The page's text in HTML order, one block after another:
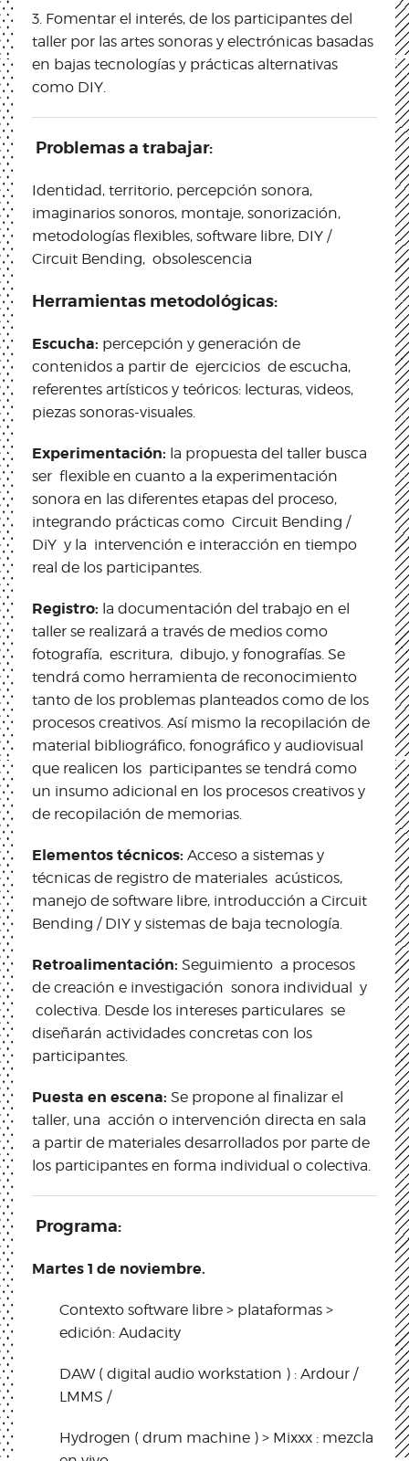
3. Fomentar el interés, de los participantes del
taller por las artes sonoras y electrónicas basadas
en bajas tecnologías y prácticas alternativas
como DIY.
Problemas a trabajar:
Identidad, territorio, percepción sonora,
imaginarios sonoros, montaje, sonorización,
metodologías flexibles, software libre, DIY /
Circuit Bending, obsolescencia
Herramientas metodológicas:
Escucha: percepción y generación de
contenidos a partir de ejercicios de escucha,
referentes artísticos y teóricos: lecturas, videos,
piezas sonoras-visuales.
Experimentación: la propuesta del taller busca
ser flexible en cuanto a la experimentación
sonora en las diferentes etapas del proceso,
integrando prácticas como Circuit Bending /
DiY y la intervención e interacción en tiempo
real de los participantes.
Registro: la documentación del trabajo en el
taller se realizará a través de medios como
fotografía, escritura, dibujo, y fonografías. Se
tendrá como herramienta de reconocimiento
tanto de los problemas planteados como de los
procesos creativos. Así mismo la recopilación de
material bibliográfico, fonográfico y audiovisual
que realicen los participantes se tendrá como
un insumo adicional en los procesos creativos y
de recopilación de memorias.
Elementos técnicos: Acceso a sistemas y
técnicas de registro de materiales acústicos,
manejo de software libre, introducción a Circuit
Bending / DIY y sistemas de baja tecnología.
Retroalimentación: Seguimiento a procesos
de creación e investigación sonora individual y
colectiva. Desde los intereses particulares se
diseñarán actividades concretas con los
participantes.
Puesta en escena: Se propone al finalizar el
taller, una acción o intervención directa en sala
a partir de materiales desarrollados por parte de
los participantes en forma individual o colectiva.
Programa:
Martes 1 de noviembre.
Contexto software libre > plataformas >
edición: Audacity
DAW ( digital audio workstation ) : Ardour /
LMMS /
Hydrogen ( drum machine ) > Mixxx : mezcla